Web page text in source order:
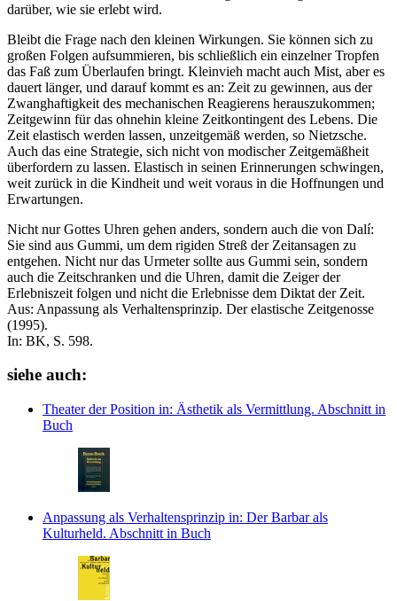
darüber, wie sie erlebt wird.
Bleibt die Frage nach den kleinen Wirkungen. Sie können sich zu
großen Folgen aufsummieren, bis schließlich ein einzelner Tropfen
das Faß zum Überlaufen bringt. Kleinvieh macht auch Mist, aber es
dauert länger, und darauf kommt es an: Zeit zu gewinnen, aus der
Zwanghaftigkeit des mechanischen Reagierens herauszukommen;
Zeitgewinn für das ohnehin kleine Zeitkontingent des Lebens. Die
Zeit elastisch werden lassen, unzeitgemäß werden, so Nietzsche.
Auch das eine Strategie, sich nicht von modischer Zeitgemäßheit
überfordern zu lassen. Elastisch in seinen Erinnerungen schwingen,
weit zurück in die Kindheit und weit voraus in die Hoffnungen und
Erwartungen.
Nicht nur Gottes Uhren gehen anders, sondern auch die von Dalí:
Sie sind aus Gummi, um dem rigiden Streß der Zeitansagen zu
entgehen. Nicht nur das Urmeter sollte aus Gummi sein, sondern
auch die Zeitschranken und die Uhren, damit die Zeiger der
Erlebniszeit folgen und nicht die Erlebnisse dem Diktat der Zeit.
Aus: Anpassung als Verhaltensprinzip. Der elastische Zeitgenosse
(1995).
In: BK, S. 598.
siehe auch:
Theater der Position in: Ästhetik als Vermittlung. Abschnitt in
Buch
Anpassung als Verhaltensprinzip in: Der Barbar als
Kulturheld. Abschnitt in Buch